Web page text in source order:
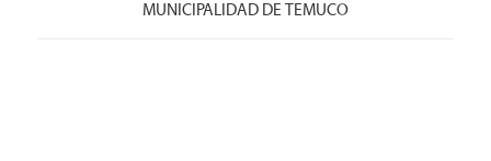
MUNICIPALIDAD DE TEMUCO